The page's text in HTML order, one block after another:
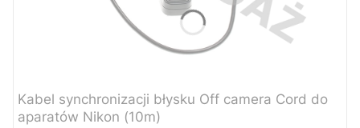
Kabel synchronizacji błysku Off camera Cord do
aparatów Nikon (10m)